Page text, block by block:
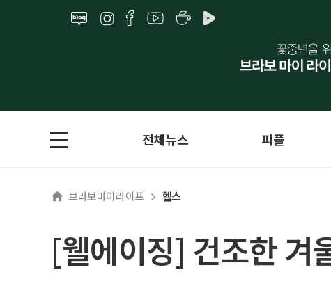
전체뉴스 피플
브라보마이라이프 헬스
[웰에이징] 건조한 겨